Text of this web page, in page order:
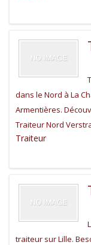
dans le Nord à La
Armentières.
Traiteur Nord
Traiteur
traiteur sur Lille.